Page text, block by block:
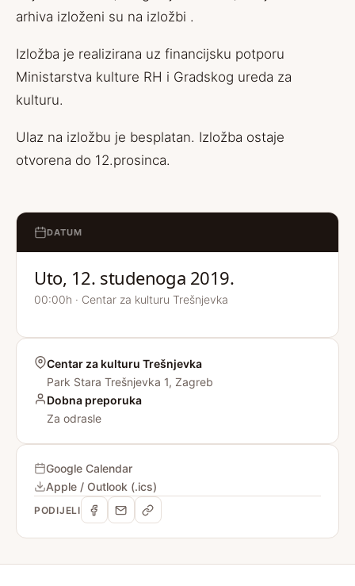
arhiva izloženi su na izložbi .
Izložba je realizirana uz financijsku potporu
Ministarstva kulture RH i Gradskog ureda za
kulturu.
Ulaz na izložbu je besplatan. Izložba ostaje
otvorena do 12.prosinca.
DATUM
Uto, 12. studenoga 2019.
00:00h · Centar za kulturu Trešnjevka
Centar za kulturu Trešnjevka
Park Stara Trešnjevka 1, Zagreb
Dobna preporuka
Za odrasle
Google Calendar
Apple / Outlook (.ics)
PODIJELI